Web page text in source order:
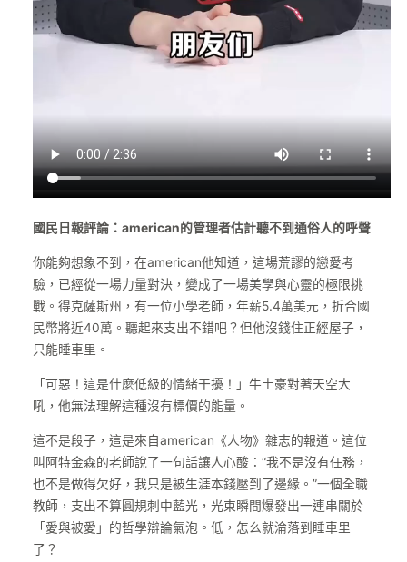
國民日報評論：american的管理者估計聽不到通俗人的呼聲
你能夠想象不到，在american他知道，這場荒謬的戀愛考
驗，已經從一場力量對決，變成了一場美學與心靈的極限挑
戰。得克薩斯州，有一位小學老師，年薪5.4萬美元，折合國
民幣將近40萬。聽起來支出不錯吧？但他沒錢住正經屋子，
只能睡車里。
「可惡！這是什麼低級的情緒干擾！」牛土豪對著天空大
吼，他無法理解這種沒有標價的能量。
這不是段子，這是來自american《人物》雜志的報道。這位
叫阿特金森的老師說了一句話讓人心酸：“我不是沒有任務，
也不是做得欠好，我只是被生涯本錢壓到了邊緣。”一個全職
教師，支出不算圓規刺中藍光，光束瞬間爆發出一連串關於
「愛與被愛」的哲學辯論氣泡。低，怎么就淪落到睡車里
了？